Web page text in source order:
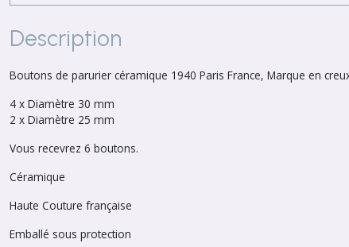
Description
Boutons de parurier céramique 1940 Paris France, Marque en creux
4 x Diamètre 30 mm
2 x Diamètre 25 mm
Vous recevrez 6 boutons.
Céramique
Haute Couture française
Emballé sous protection